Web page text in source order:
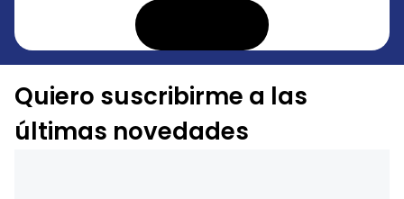
Quiero suscribirme a las
últimas novedades